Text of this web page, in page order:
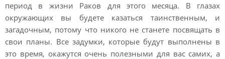
период в жизни Раков для этого месяца. В глазах
окружающих вы будете казаться таинственным, и
загадочным, потому что никого не станете посвящать в
свои планы. Все задумки, которые будут выполнены в
это время, окажутся очень полезными для вас самих, а